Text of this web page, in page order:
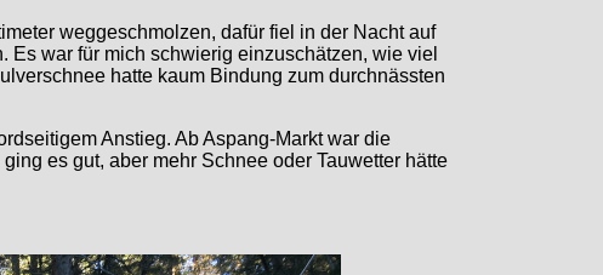
weggeschmolzen, dafür fiel in der Nacht auf
war für mich schwierig einzuschätzen, wie viel
hatte kaum Bindung zum durchnässten
Anstieg. Ab Aspang-Markt war die
es gut, aber mehr Schnee oder Tauwetter hätte